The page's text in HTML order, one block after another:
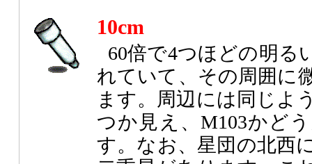
10cm
60倍で4つほどの明る
れていて、その周囲に
ます。周辺には同じよ
つか見え、M103かど
す。なお、星団の北西